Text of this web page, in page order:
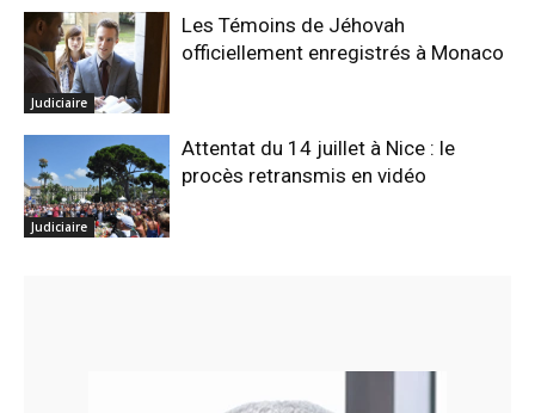
Judiciaire
Les Témoins de Jéhovah
officiellement enregistrés à Monaco
Judiciaire
Attentat du 14 juillet à Nice : le
procès retransmis en vidéo